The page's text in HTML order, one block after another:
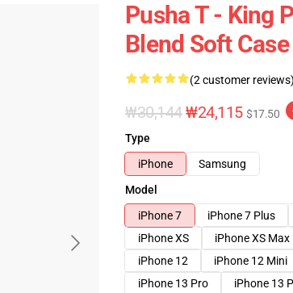
Pusha T - King
Blend Soft Case
(2 customer
₩30,144₩24,115 $17.50
Type
iPhone
Samsung
Model
iPhone 7
iPhone 7 Plus
iPhone XS
iPhone XS Max
iPhone 12
iPhone 12 Mini
iPhone 13 Pro
iPhone 13